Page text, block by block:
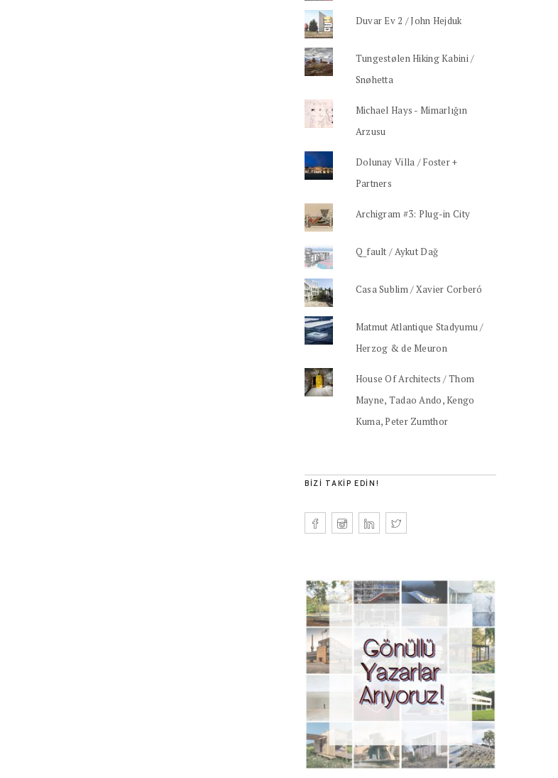
Duvar Ev 2 / John Hejduk
Tungestølen Hiking Kabini /
Snøhetta
Michael Hays - Mimarlığın
Arzusu
Dolunay Villa / Foster +
Partners
Archigram #3: Plug-in City
Q_fault / Aykut Dağ
Casa Sublim / Xavier Corberó
Matmut Atlantique Stadyumu /
Herzog & de Meuron
House Of Architects / Thom
Mayne, Tadao Ando, Kengo
Kuma, Peter Zumthor
BIZI TAKIP EDIN!